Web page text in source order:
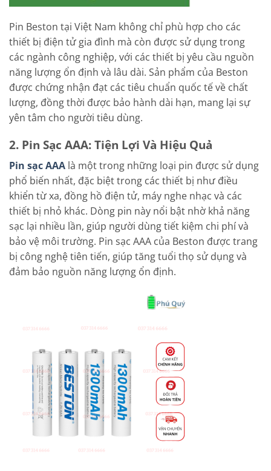
Pin Beston tại Việt Nam không chỉ phù hợp cho các
thiết bị điện tử gia đình mà còn được sử dụng trong
các ngành công nghiệp, với các thiết bị yêu cầu nguồn
năng lượng ổn định và lâu dài. Sản phẩm của Beston
được chứng nhận đạt các tiêu chuẩn quốc tế về chất
lượng, đồng thời được bảo hành dài hạn, mang lại sự
yên tâm cho người tiêu dùng.
2. Pin Sạc AAA: Tiện Lợi Và Hiệu Quả
Pin sạc AAA là một trong những loại pin được sử dụng
phổ biến nhất, đặc biệt trong các thiết bị như điều
khiển từ xa, đồng hồ điện tử, máy nghe nhạc và các
thiết bị nhỏ khác. Dòng pin này nổi bật nhờ khả năng
sạc lại nhiều lần, giúp người dùng tiết kiệm chi phí và
bảo vệ môi trường. Pin sạc AAA của Beston được trang
bị công nghệ tiên tiến, giúp tăng tuổi thọ sử dụng và
đảm bảo nguồn năng lượng ổn định.